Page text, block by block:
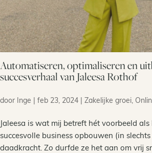
Automatiseren, optimaliseren en
succesverhaal van Jaleesa Rothof
door Inge feb 23, 2024 Zakelijke groei,
Jaleesa is wat mij betreft hét voorbeeld
succesvolle business opbouwen (in
daadkracht. Zo durfde ze het aan om vrij